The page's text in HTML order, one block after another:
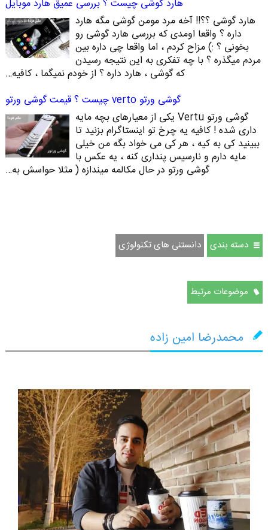
هارد گوشی چیست ؟ بررسی عمیق هارد موبایل
هارد گوشی ؟؟!! آخه مرد مومن گوشی مگه هارد
داره ؟ واقعا اومدی که بررسی هارد گوشی رو
بخونی ؟ :) مزاح کردم ، اما واقعا چی داره بین
مردم میگذره ؟ با چه تفکری به این نتیجه رسیدن
که گوشی ، هارد داره ؟ از خودم نمیگما ، کافیه…
گوشی ورتو verto چیست ؟ قیمت گوشی ورتو
گوشی ورتو Vertu یکی از معیارهای بچه مایه
داری شده ! کافیه یه چرخ تو اینستاگرام بزنید تا
ببینید کی به کیه ، هر کی می خواد بگه من خیلی
مایه دارم و نارسیس پنداری کنه ، یه عکس با
گوشی ورتو در حال مکالمه میندازه ( مثلا حواسش به…
دسته بندی دانستنی های تکنولوژی
موضوعات مرتبط
محمدرضا امین زاده